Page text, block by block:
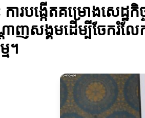
ារបង្កើតគម្រោងសេដ្ឋ
ាញសង្គមដើម្បីចែករំ
។